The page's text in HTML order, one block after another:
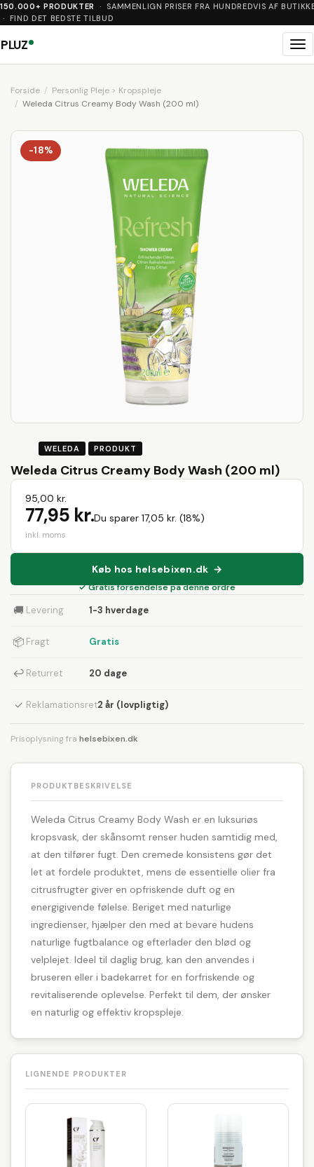
150.000+ PRODUKTER
· SAMMENLIGN PRISER FRA HUNDREDVIS AF
· FIND DET BEDSTE TILBUD
PLUZ
Forside
Personlig Pleje > Kropspleje
Weleda Citrus Creamy Body Wash (200 ml)
-18%
WELEDA PRODUKT
Weleda Citrus Creamy Body Wash (200 ml)
95,00 kr.
77,95 kr.Du sparer 17,05 kr. (18%)
inkl. moms
Køb hos helsebixen.dk →
✓ Gratis forsendelse på denne ordre
🚚 Levering 1-3 hverdage
📦 Fragt Gratis
↩ Returret 20 dage
✓ Reklamationsret2 år (lovpligtig)
Prisoplysning fra helsebixen.dk
PRODUKTBESKRIVELSE
Weleda Citrus Creamy Body Wash er en luksuriøs
kropsvask, der skånsomt renser huden samtidig med,
at den tilfører fugt. Den cremede konsistens gør det
let at fordele produktet, mens de essentielle olier fra
citrusfrugter giver en opfriskende duft og en
energigivende følelse. Beriget med naturlige
ingredienser, hjælper den med at bevare hudens
naturlige fugtbalance og efterlader den blød og
velplejet. Ideel til daglig brug, kan den anvendes i
bruseren eller i badekarret for en forfriskende og
revitaliserende oplevelse. Perfekt til dem, der ønsker
en naturlig og effektiv kropspleje.
LIGNENDE PRODUKTER